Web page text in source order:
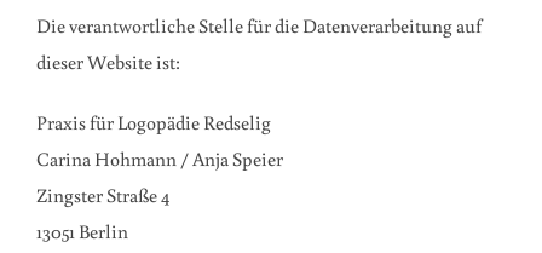
Die verantwortliche Stelle für die Datenverarbeitung auf
dieser Website ist:
Praxis für Logopädie Redselig
Carina Hohmann / Anja Speier
Zingster Straße 4
13051 Berlin